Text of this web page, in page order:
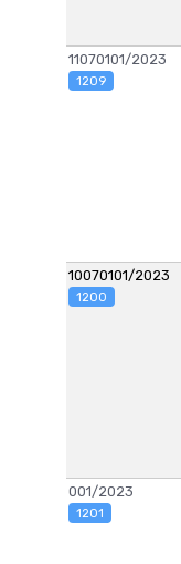
11070101/2023
1209
10070101/2023
1200
001/2023
1201